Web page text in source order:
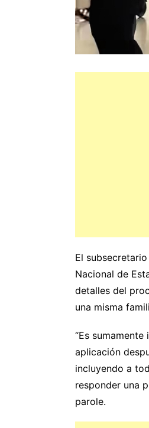
El
Nacional de
detalles del
una misma
“Es
aplicación
incluyendo a
responder una
parole.